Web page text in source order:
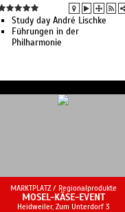
Study day André Lischke
Führungen in der
Philharmonie
MARKTPLATZ / Regionalprodukte
MOSEL-KÄSE-EVENT
Heidweiler, Zum Unterdorf 3